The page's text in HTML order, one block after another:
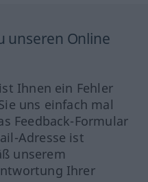
unseren Online
Ihnen ein Fehler
uns einfach mal
Feedback-Formular
Adresse ist
unserem
Ihrer